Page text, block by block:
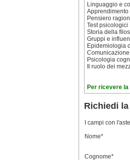
Linguaggio e
Apprendimento
Pensiero
Test psicologici
Storia della
Gruppi e
Epidemiologia
Psicologia
Il ruolo dei
Per ricevere
Richiedi
I campi con
Nome*
Cognome*